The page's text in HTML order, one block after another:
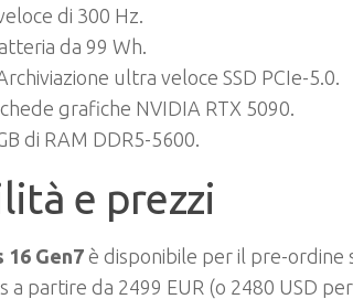
di 300 Hz.
da 99 Wh.
ultra veloce SSD PCIe-5.0.
grafiche NVIDIA RTX 5090.
di RAM DDR5-5600.
e prezzi
16 Gen7è disponibile per il pre-ordine
a partire da 2499 EUR (o 2480 USD